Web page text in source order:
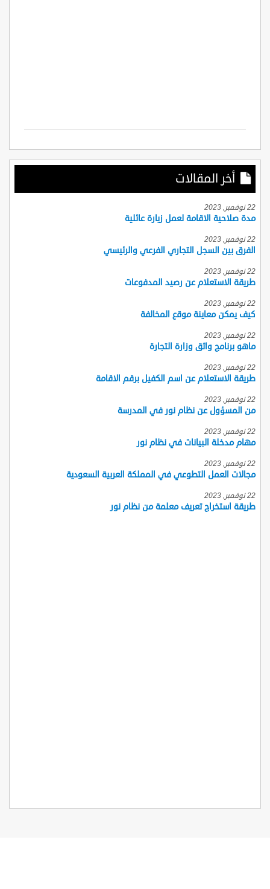
أخر المقالات
22 نوفمبر, 2023
مدة صلاحية الاقامة لعمل زيارة عائلية
22 نوفمبر, 2023
الفرق بين السجل التجاري الفرعي والرئيسي
22 نوفمبر, 2023
طريقة الاستعلام عن رصيد المدفوعات
22 نوفمبر, 2023
كيف يمكن معاينة موقع المخالفة
22 نوفمبر, 2023
ماهو برنامج واثق وزارة التجارة
22 نوفمبر, 2023
طريقة الاستعلام عن اسم الكفيل برقم الاقامة
22 نوفمبر, 2023
من المسؤول عن نظام نور في المدرسة
22 نوفمبر, 2023
مهام مدخلة البيانات في نظام نور
22 نوفمبر, 2023
مجالات العمل التطوعي في المملكة العربية السعودية
22 نوفمبر, 2023
طريقة استخراج تعريف معلمة من نظام نور